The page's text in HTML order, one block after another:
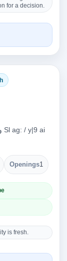
for a decision.
Openings1
is fresh.